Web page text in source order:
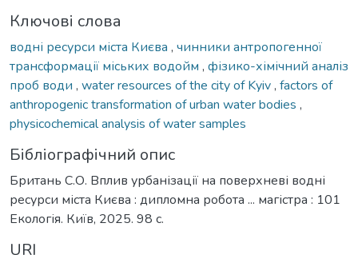
Ключові слова
водні ресурси міста Києва , чинники антропогенної
трансформації міських водойм , фізико-хімічний аналіз
проб води , water resources of the city of Kyiv, factors of
anthropogenic transformation of urban water bodies ,
physicochemical analysis of water samples
Бібліографічний опис
Британь С.О. Вплив урбанізації на поверхневі водні
ресурси міста Києва : дипломна робота ... магістра : 101
Екологія. Київ, 2025. 98 с.
URI